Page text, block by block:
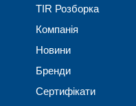
TIR Розборка
Компанія
Новини
Бренди
Сертифікати